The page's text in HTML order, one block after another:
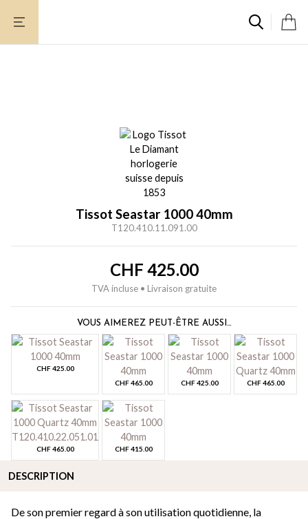
Tissot Seastar 1000 40mm
T120.410.11.091.00
CHF 425.00
TVA incluse • Livraison gratuite
VOUS AIMEREZ PEUT-ÊTRE AUSSI…
CHF425.00
CHF465.00 CHF425.00 CHF465.00
CHF465.00 CHF415.00
De son premier regard à son utilisation quotidienne, la
DESCRIPTION